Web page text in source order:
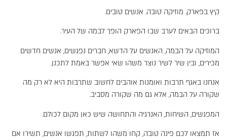
קיץ בפארק. מוזיקה טובה. אנשים טובים.
ברוכים הבאים לערב שבו הפארק הופך לבמה של העיר.
המוזיקה על הבמה, האנשים על הדשא, חברים נפגשים, אנשים חדשים
מכירים, ובין שיר לשיר נוצר משהו שאי אפשר באמת לתכנן.
אנחנו באגף תרבות ואומנות אוהבים לחשוב שתרבות היא לא רק מה
שקורה על הבמה, אלא גם מה שקורה מסביב.
המפגשים, השיחות, האנרגיה והתחושה שיש כאן מקום לכולם.
אז תמצאו לכם פינה טובה, קחו משהו לשתות, תפגשו אנשים, תשירו אם